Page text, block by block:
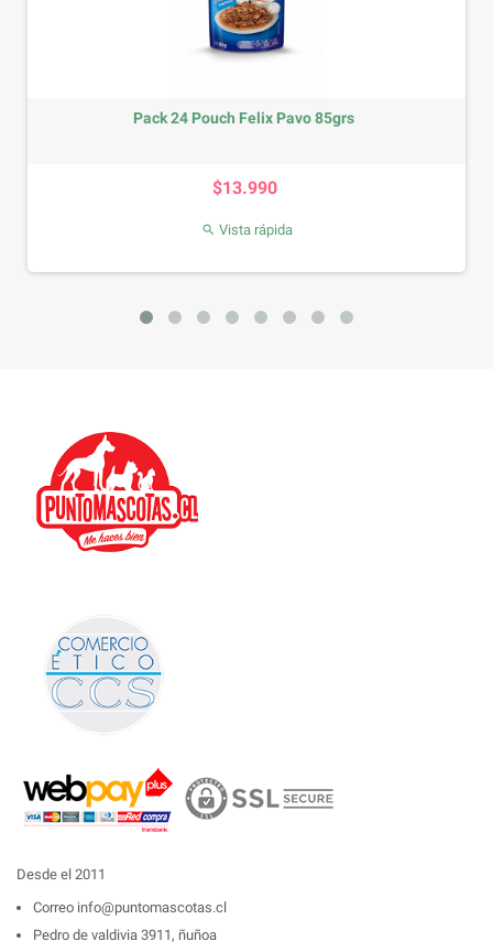
Pack 12 Royal Canin Felino Pouch...
Desde el 2011
Correo info@puntomascotas.cl
Pedro de valdivia 3911, ñuñoa